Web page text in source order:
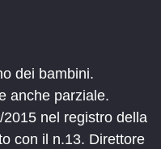
dei bambini.
anche parziale.
nel registro della
con il n.13. Direttore